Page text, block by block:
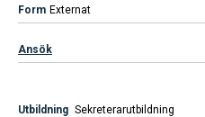
Externat
Ansök
Sekreterarutbildning